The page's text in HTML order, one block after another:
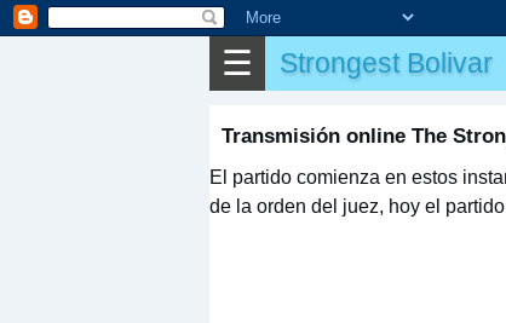
☰ Strongest Bolivar
Transmisión online The
El partido comienza en estos
de la orden del juez, hoy el